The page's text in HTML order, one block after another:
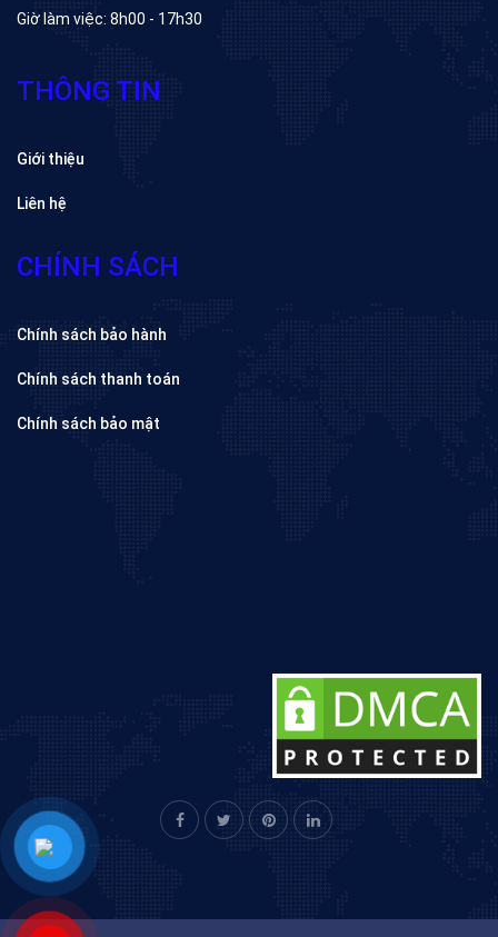
Giờ làm việc: 8h00 - 17h30
THÔNG TIN
Giới thiệu
Liên hệ
CHÍNH SÁCH
Chính sách bảo hành
Chính sách thanh toán
Chính sách bảo mật